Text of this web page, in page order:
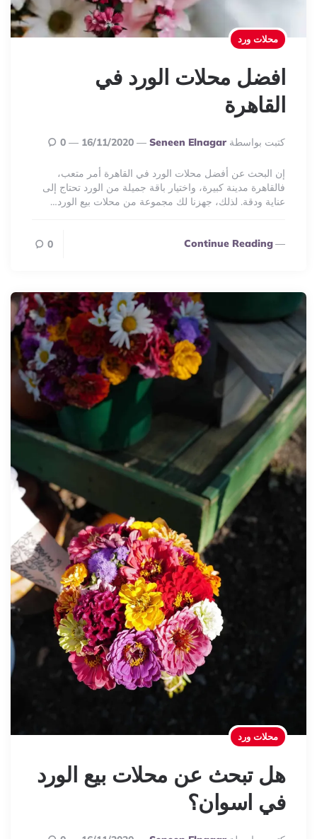
محلات ورد
افضل محلات الورد في
القاهرة
Posted
By
كتبت بواسطة Seneen Elnagar
16/11/2020
0
إن البحث عن أفضل محلات الورد في القاهرة أمر متعب،
فالقاهرة مدينة كبيرة، واختيار باقة جميلة من الورد تحتاج إلى
عناية ودقة. لذلك، جهزنا لك مجموعة من محلات بيع الورد…
Continue Reading
0
محلات ورد
هل تبحث عن محلات بيع الورد
في اسوان؟